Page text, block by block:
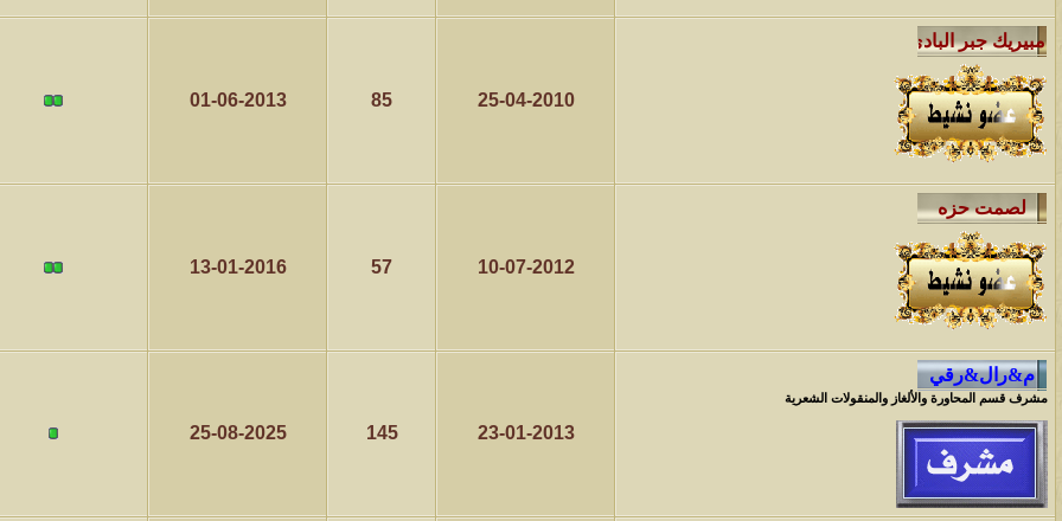
25-04-2010
85
01-06-2013
10-07-2012
57
13-01-2016
مشرف قسم المحاورة والألغاز والمنقولات الشعرية
23-01-2013
145
25-08-2025